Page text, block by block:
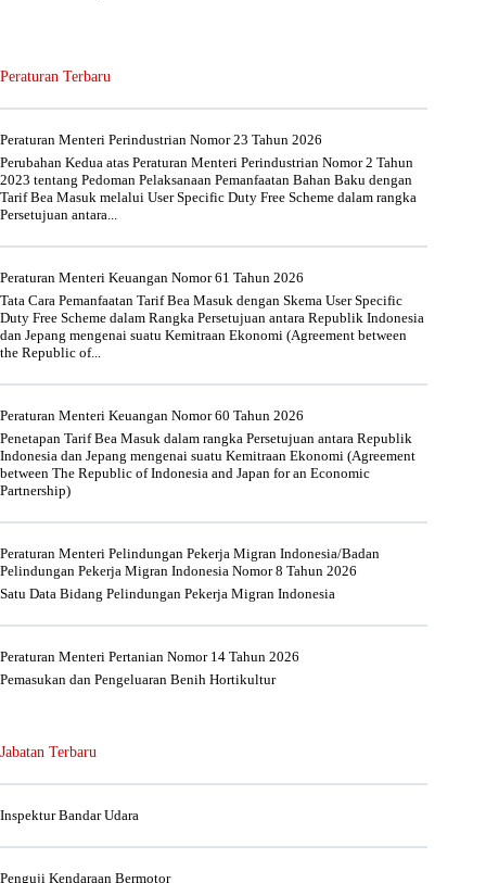
Peraturan Terbaru
Peraturan Menteri Perindustrian Nomor 23 Tahun 2026
Perubahan Kedua atas Peraturan Menteri Perindustrian Nomor 2 Tahun
2023 tentang Pedoman Pelaksanaan Pemanfaatan Bahan Baku dengan
Tarif Bea Masuk melalui User Specific Duty Free Scheme dalam rangka
Persetujuan antara...
Peraturan Menteri Keuangan Nomor 61 Tahun 2026
Tata Cara Pemanfaatan Tarif Bea Masuk dengan Skema User Specific
Duty Free Scheme dalam Rangka Persetujuan antara Republik Indonesia
dan Jepang mengenai suatu Kemitraan Ekonomi (Agreement between
the Republic of...
Peraturan Menteri Keuangan Nomor 60 Tahun 2026
Penetapan Tarif Bea Masuk dalam rangka Persetujuan antara Republik
Indonesia dan Jepang mengenai suatu Kemitraan Ekonomi (Agreement
between The Republic of Indonesia and Japan for an Economic
Partnership)
Peraturan Menteri Pelindungan Pekerja Migran Indonesia/Badan
Pelindungan Pekerja Migran Indonesia Nomor 8 Tahun 2026
Satu Data Bidang Pelindungan Pekerja Migran Indonesia
Peraturan Menteri Pertanian Nomor 14 Tahun 2026
Pemasukan dan Pengeluaran Benih Hortikultur
Jabatan Terbaru
Inspektur Bandar Udara
Penguji Kendaraan Bermotor